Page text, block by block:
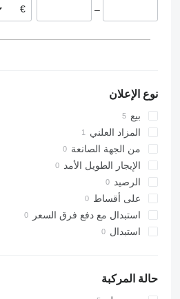
ليتوانيا
–
نوع الإعلان
بيع
المزاد العلني
من الجهة الصانعة
الإيجار الطويل الأمد
الرصيد
على أقساط
استبدال مع دفع فرق السعر
استبدال
حالة المركبة